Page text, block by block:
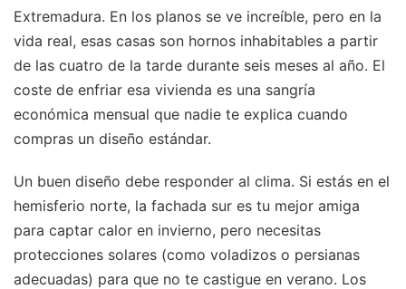
Extremadura. En los planos se ve increíble, pero en la
vida real, esas casas son hornos inhabitables a partir
de las cuatro de la tarde durante seis meses al año. El
coste de enfriar esa vivienda es una sangría
económica mensual que nadie te explica cuando
compras un diseño estándar.
Un buen diseño debe responder al clima. Si estás en el
hemisferio norte, la fachada sur es tu mejor amiga
para captar calor en invierno, pero necesitas
protecciones solares (como voladizos o persianas
adecuadas) para que no te castigue en verano. Los